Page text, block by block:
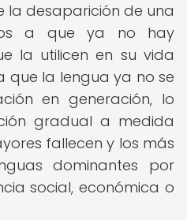
desaparición de una
a que ya no hay
la utilicen en su vida
que la lengua ya no se
en generación, lo
gradual a medida
fallecen y los más
dominantes por
social, económica o